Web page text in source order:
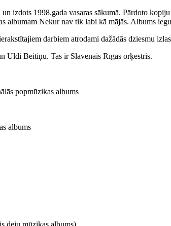
izdots 1998.gada vasaras sākumā. Pārdoto
albumam Nekur nav tik labi kā mājās. Albums
darbiem atrodami dažādās dziesmu
Uldi Beitiņu. Tas ir Slavenais Rīgas orķestris.
popmūzikas albums
albums
deju mūzikas albums)